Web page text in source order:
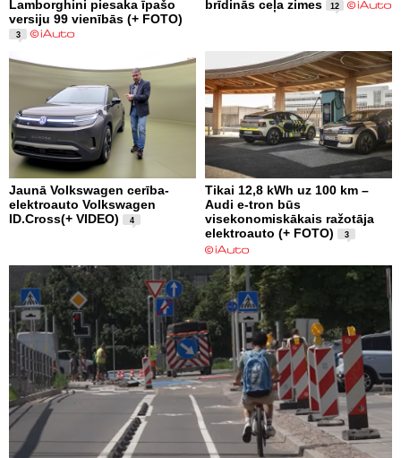
Lamborghini piesaka īpašo
versiju 99 vienībās (+ FOTO)
3
brīdinās ceļa zimes
12
Jaunā Volkswagen cerība-
elektroauto Volkswagen
ID.Cross(+ VIDEO)
4
Tikai 12,8 kWh uz 100 km –
Audi e-tron būs
visekonomiskākais ražotāja
elektroauto (+ FOTO)
3